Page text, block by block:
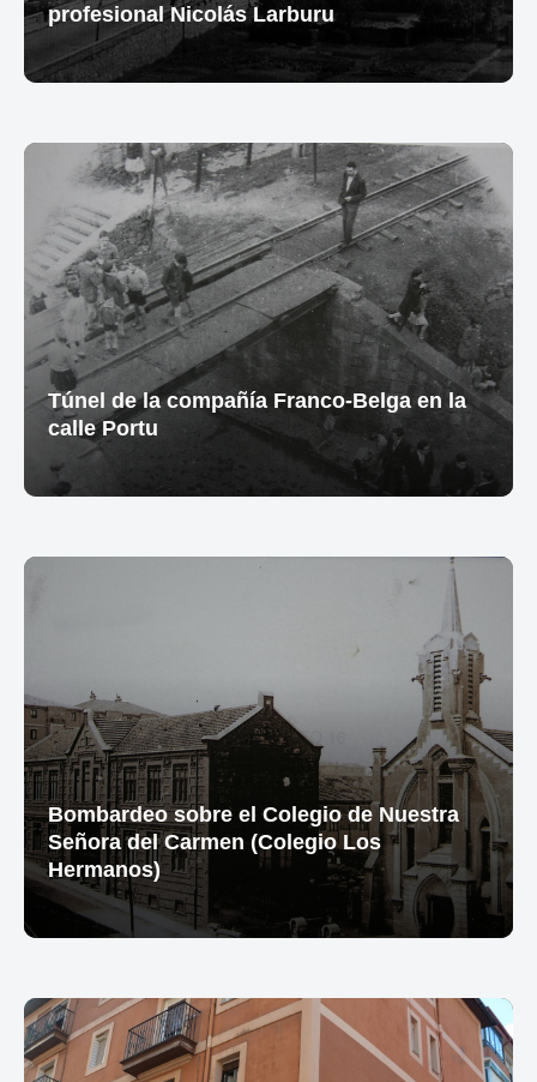
profesional Nicolás Larburu
Túnel de la compañía Franco-Belga en la
calle Portu
Bombardeo sobre el Colegio de Nuestra
Señora del Carmen (Colegio Los
Hermanos)